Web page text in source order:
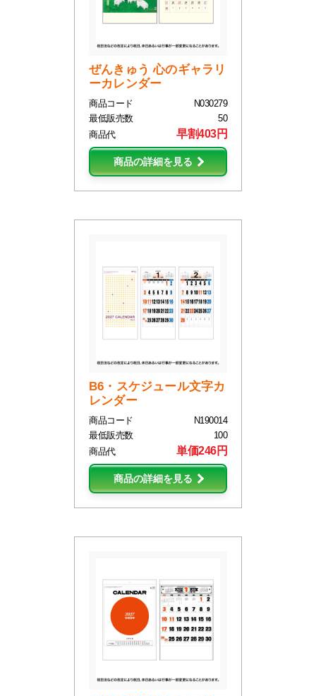
ぜんきゅう 心のギャラリ
ーカレンダー
商品コード
N030279
最低販売数
50
商品代
早割403円
商品の詳細を見る
B6・スケジュール文字カ
レンダー
商品コード
N190014
最低販売数
100
商品代
単価246円
商品の詳細を見る